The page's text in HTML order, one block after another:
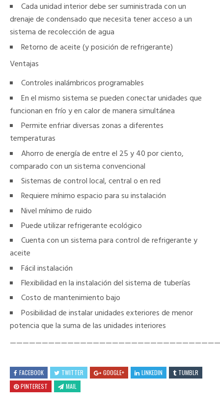
Cada unidad interior debe ser suministrada con un
drenaje de condensado que necesita tener acceso a un
sistema de recolección de agua
Retorno de aceite (y posición de refrigerante)
Ventajas
Controles inalámbricos programables
En el mismo sistema se pueden conectar unidades que
funcionan en frío y en calor de manera simultánea
Permite enfriar diversas zonas a diferentes
temperaturas
Ahorro de energía de entre el 25 y 40 por ciento,
comparado con un sistema convencional
Sistemas de control local, central o en red
Requiere mínimo espacio para su instalación
Nivel mínimo de ruido
Puede utilizar refrigerante ecológico
Cuenta con un sistema para control de refrigerante y
aceite
Fácil instalación
Flexibilidad en la instalación del sistema de tuberías
Costo de mantenimiento bajo
Posibilidad de instalar unidades exteriores de menor
potencia que la suma de las unidades interiores
FACEBOOK TWITTER GOOGLE+ LINKEDIN
TUMBLR
PINTEREST
MAIL